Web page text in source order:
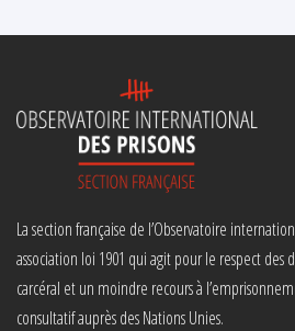
La section française de l’Observatoire
association loi 1901 qui agit pour le respect
carcéral et un moindre recours à
consultatif auprès des Nations Unies.